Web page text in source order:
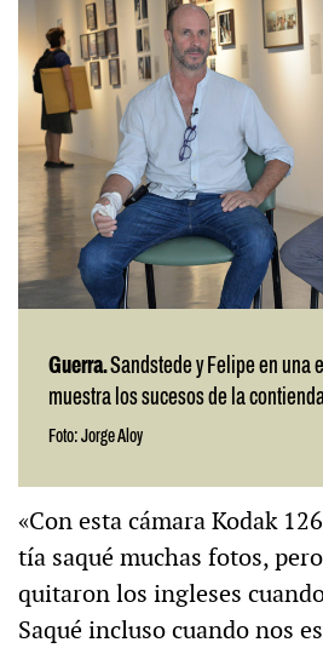
Guerra.Sandstede y Felipe en una
muestra los sucesos de la
Foto: Jorge Aloy
«Con esta cámara Kodak
tía saqué muchas fotos,
quitaron los ingleses
Saqué incluso cuando nos